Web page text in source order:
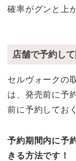
確率がグンと上
店舗で予約し
セルヴォークの
は、発売前に予
前に予約してお
予約期間内に予
きる方法です！